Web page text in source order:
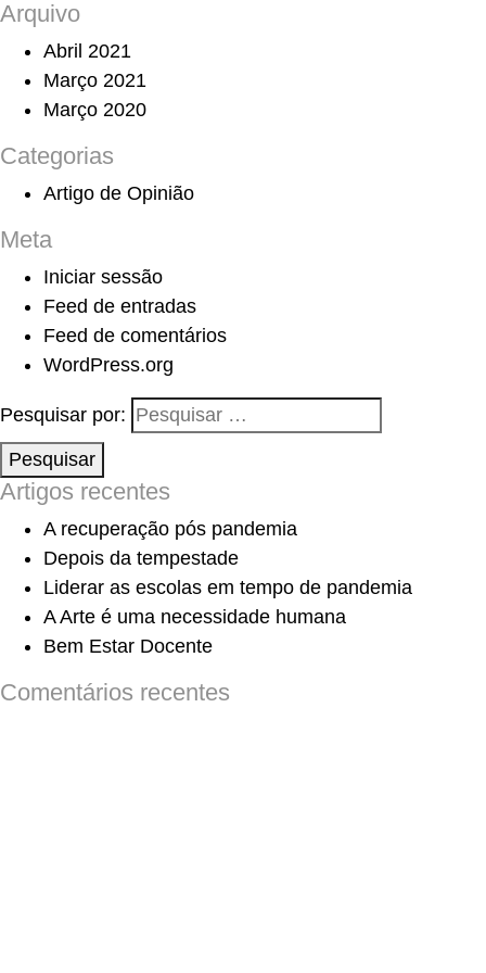
Arquivo
Abril 2021
Março 2021
Março 2020
Categorias
Artigo de Opinião
Meta
Iniciar sessão
Feed de entradas
Feed de comentários
WordPress.org
Pesquisar por:
Pesquisar
Artigos recentes
A recuperação pós pandemia
Depois da tempestade
Liderar as escolas em tempo de pandemia
A Arte é uma necessidade humana
Bem Estar Docente
Comentários recentes